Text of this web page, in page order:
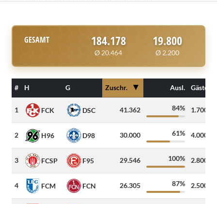
GESAMT 184.178
Ø 20.464
19.800
Ø 2.200
# H G Zuschr. ▼ Ausl. Gäste
1 FCK DSC 41.362 84% 1.700
2 H96 D98 30.000 61% 4.000
3 FCSP F95 29.546 100% 2.800
4 FCM FCN 26.305 87% 2.500